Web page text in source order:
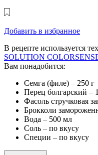
Добавить в избранное
В рецепте используется
SOLUTION
Вам понадобится:
Семга (филе) – 250 г
Перец болгарский –
Фасоль стручковая
Брокколи
Вода – 500 мл
Соль – по вкусу
Специи – по вкусу